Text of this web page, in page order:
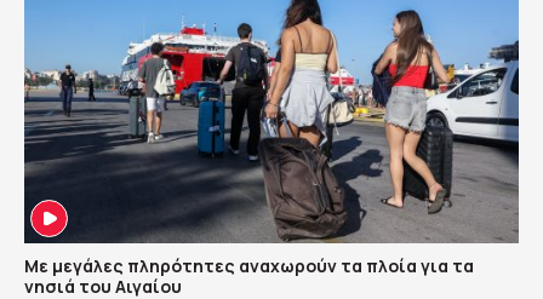
Με μεγάλες πληρότητες αναχωρούν τα πλοία για τα
νησιά του Αιγαίου